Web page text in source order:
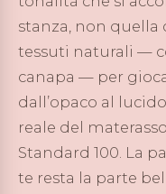
stanza, non quella
tessuti naturali —
canapa — per
dall’opaco al
reale del
Standard 100. La
te resta la parte